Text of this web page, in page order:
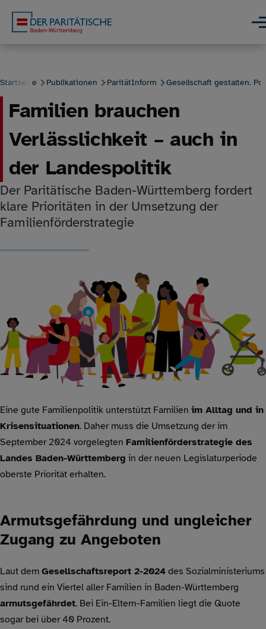
Pfadnavigation
Startseite Publikationen ParitätInform Gesellschaft gestalten.
Familien brauchen
Verlässlichkeit – auch in
der Landespolitik
Der Paritätische Baden-Württemberg fordert
klare Prioritäten in der Umsetzung der
Familienförderstrategie
Eine gute Familienpolitik unterstützt Familien im Alltag und in
Krisensituationen. Daher muss die Umsetzung der im
September 2024 vorgelegten Familienförderstrategie des
Landes Baden-Württemberg in der neuen Legislaturperiode
oberste Priorität erhalten.
Armutsgefährdung und ungleicher
Zugang zu Angeboten
Laut dem Gesellschaftsreport 2-2024 des Sozialministeriums
sind rund ein Viertel aller Familien in Baden-Württemberg
armutsgefährdet. Bei Ein-Eltern-Familien liegt die Quote
sogar bei über 40 Prozent.